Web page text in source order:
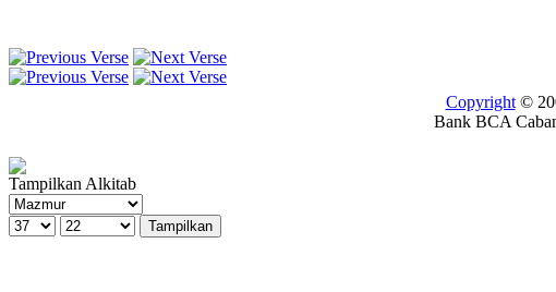
Copyright©
Bank BCA
Tampilkan Alkitab